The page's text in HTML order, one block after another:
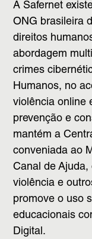
A Safernet
ONG brasileira
direitos
abordagem
crimes
Humanos, no
violência online
prevenção e
mantém a
conveniada ao
Canal de
violência e
promove o uso
educacionais
Digital.